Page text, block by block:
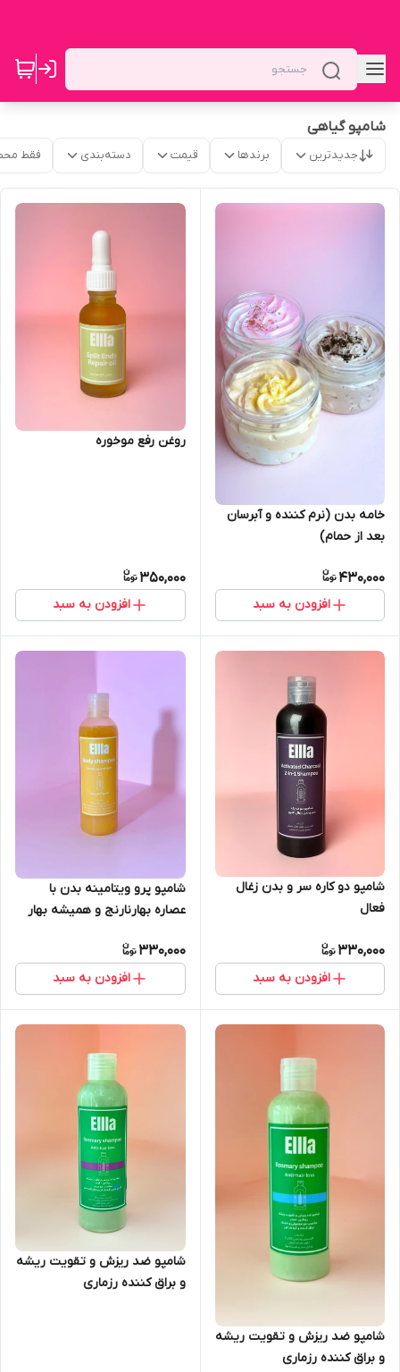
شامپو گیاهی
جدیدترین برندها قیمت دسته‌بندی فقط
خامه بدن (نرم کننده و آبرسان
بعد از حمام)
430,000
افزودن به سبد
روغن رفع موخوره
350,000
افزودن به سبد
شامپو دو کاره سر و بدن زغال
فعال
330,000
افزودن به سبد
شامپو پرو ویتامینه بدن با
عصاره بهارنارنج و همیشه بهار
330,000
افزودن به سبد
شامپو ضد ریزش و تقویت ریشه
و براق کننده رزماری
شامپو ضد ریزش و تقویت ریشه
و براق کننده رزماری